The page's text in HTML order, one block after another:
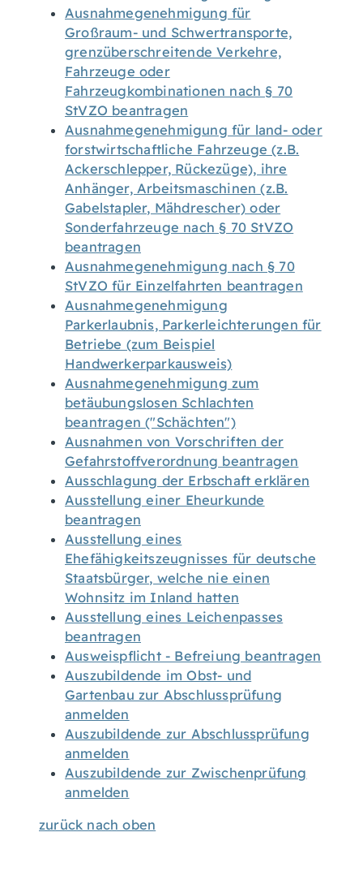
Ausnahmegenehmigung für
Großraum- und Schwertransporte,
grenzüberschreitende Verkehre,
Fahrzeuge oder
Fahrzeugkombinationen nach § 70
StVZO beantragen
Ausnahmegenehmigung für land- oder
forstwirtschaftliche Fahrzeuge (z.B.
Ackerschlepper, Rückezüge), ihre
Anhänger, Arbeitsmaschinen (z.B.
Gabelstapler, Mähdrescher) oder
Sonderfahrzeuge nach § 70 StVZO
beantragen
Ausnahmegenehmigung nach § 70
StVZO für Einzelfahrten beantragen
Ausnahmegenehmigung
Parkerlaubnis, Parkerleichterungen für
Betriebe (zum Beispiel
Handwerkerparkausweis)
Ausnahmegenehmigung zum
betäubungslosen Schlachten
beantragen ("Schächten")
Ausnahmen von Vorschriften der
Gefahrstoffverordnung beantragen
Ausschlagung der Erbschaft erklären
Ausstellung einer Eheurkunde
beantragen
Ausstellung eines
Ehefähigkeitszeugnisses für deutsche
Staatsbürger, welche nie einen
Wohnsitz im Inland hatten
Ausstellung eines Leichenpasses
beantragen
Ausweispflicht - Befreiung beantragen
Auszubildende im Obst- und
Gartenbau zur Abschlussprüfung
anmelden
Auszubildende zur Abschlussprüfung
anmelden
Auszubildende zur Zwischenprüfung
anmelden
zurück nach oben